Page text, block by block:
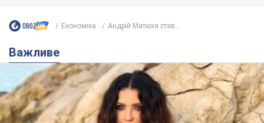
50-річна Lama розкрила секрети своєї краси та
відповіла на закиди, що зберігає молодість,
адже не має дітей